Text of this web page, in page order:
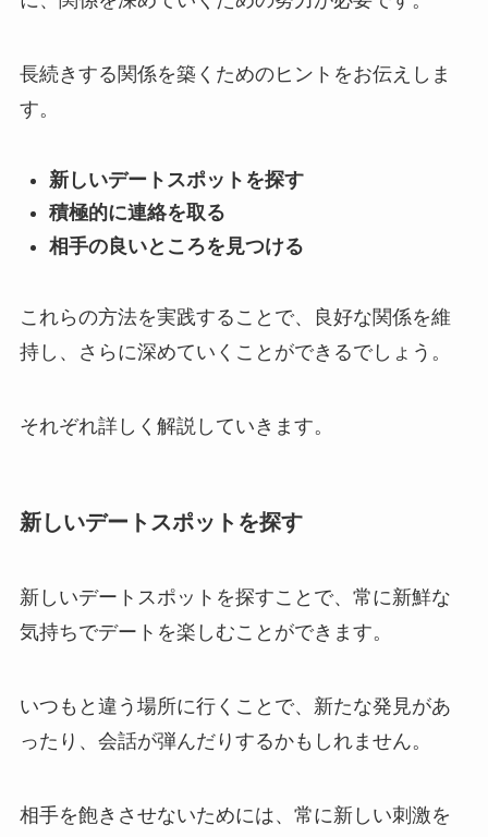
長続きする関係を築くためのヒントをお伝えしま
す。
新しいデートスポットを探す
積極的に連絡を取る
相手の良いところを見つける
これらの方法を実践することで、良好な関係を維
持し、さらに深めていくことができるでしょう。
それぞれ詳しく解説していきます。
新しいデートスポットを探す
新しいデートスポットを探すことで、常に新鮮な
気持ちでデートを楽しむことができます。
いつもと違う場所に行くことで、新たな発見があ
ったり、会話が弾んだりするかもしれません。
相手を飽きさせないためには、常に新しい刺激を